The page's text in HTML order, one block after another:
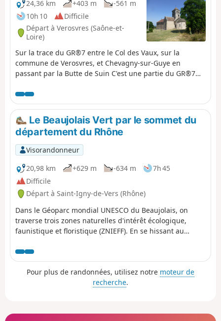
24,36 km
+403 m
-561 m
10h 10
Difficile
Départ à Verosvres (Saône-et-
Loire)
Sur la trace du GR®7 entre le Col des Vaux, sur la
commune de Verosvres, et Chevagny-sur-Guye en
passant par la Butte de Suin C'est une partie du GR®7
croisements et le marquage au sol par les pas dans les
hautes herbes est inexistant, il faut donc
obligatoirement se munir de la carte IGN mais il
préférable d'avoir un GPS. Cette partie du GR® demande
à être plus fréquentée, car il n'est pas difficile et offre de
beaux paysages. La vue à la Butte de Suin est
magnifique.
Le Beaujolais Vert par le sommet du
département du Rhône
Visorandonneur
20,98 km
+629 m -634 m
7h 45
Difficile
Départ à Saint-Igny-de-Vers (Rhône)
Dans le Géoparc mondial UNESCO du Beaujolais, on
traverse trois zones naturelles d'intérêt écologique,
faunistique et floristique (ZNIEFF). En se hissant au
haut de ses 1009 mètres d'altitude, on observe un
panorama à 360° depuis la table d'orientation installée
au sommet du belvédère. En descendant au Col de Crie,
faites une pause pour déguster les produits du terroir.
Pour plus de randonnées, utilisez notre moteur de
recherche.